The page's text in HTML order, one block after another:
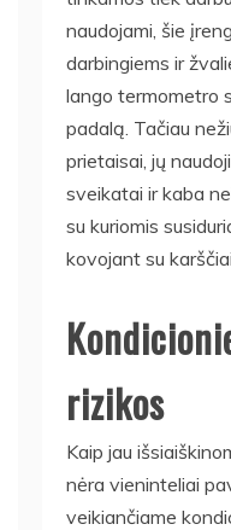
naudojami, šie
darbingiems ir
lango termometro
padalą. Tačiau
prietaisai, jų
sveikatai ir kaba
su kuriomis
kovojant su
rizikos
Kaip jau
nėra vieninteliai
veikiančiame